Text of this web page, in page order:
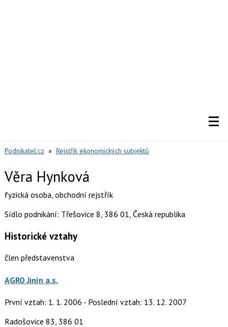
Podnikatel.cz » Rejstřík ekonomických subjektů
Věra Hynková
fyzická osoba, obchodní rejstřík
Sídlo podnikání: Třešovice 8, 386 01, Česká republika
Historické vztahy
člen představenstva
AGRO Jinín a.s.
První vztah: 1. 1. 2006 - Poslední vztah: 13. 12. 2007
Radošovice 83, 386 01